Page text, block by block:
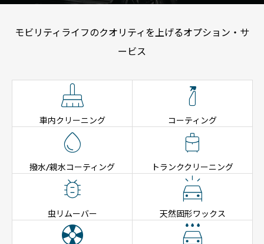
モビリティライフのクオリティを上げるオプション・サ
ービス

車内クリーニング

コーティング

撥水/親水コーティング

トランククリーニング

虫リムーバー

天然固形ワックス
 